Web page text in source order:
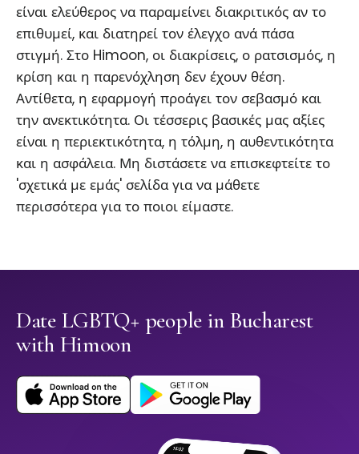
είναι ελεύθερος να παραμείνει διακριτικός αν το
επιθυμεί, και διατηρεί τον έλεγχο ανά πάσα
στιγμή. Στο Himoon, οι διακρίσεις, ο ρατσισμός, η
κρίση και η παρενόχληση δεν έχουν θέση.
Αντίθετα, η εφαρμογή προάγει τον σεβασμό και
την ανεκτικότητα. Οι τέσσερις βασικές μας αξίες
είναι η περιεκτικότητα, η τόλμη, η αυθεντικότητα
και η ασφάλεια. Μη διστάσετε να επισκεφτείτε το
'σχετικά με εμάς' σελίδα για να μάθετε
περισσότερα για το ποιοι είμαστε.
Date LGBTQ+ people in Bucharest
with Himoon